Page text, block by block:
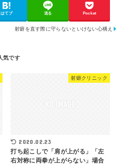
はてブ 送る Pocket
射癖を直す際に守らないといけない心構え
射癖クリニック
2020.02.23
打ち起こしで「肩が上がる」「左
右対称に両拳が上がらない」場合